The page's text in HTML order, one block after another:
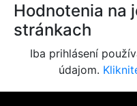
Hodnotenia na
stránkach
Iba prihlásení
údajom.